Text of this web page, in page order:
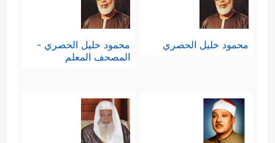
محمود خليل الحصري
محمود خليل الحصري -
المصحف المعلم